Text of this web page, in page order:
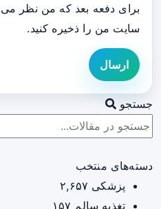
برای دفعه بعد که من نظر می
سایت من را ذخیره کنید.
ارسال
جستجو
دسته‌های منتخب
پزشکی ۲,۶۵۷
تغذیه سالم ۱۵۷